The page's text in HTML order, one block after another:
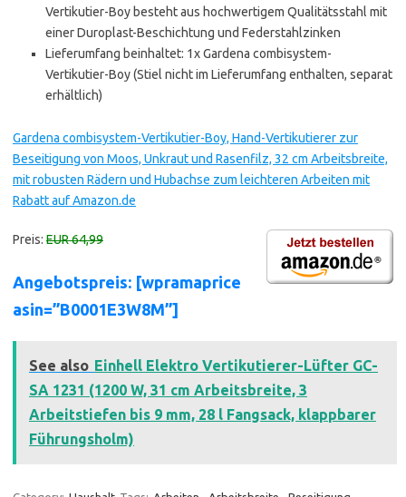
Vertikutier-Boy besteht aus hochwertigem Qualitätsstahl mit
einer Duroplast-Beschichtung und Federstahlzinken
Lieferumfang beinhaltet: 1x Gardena combisystem-
Vertikutier-Boy (Stiel nicht im Lieferumfang enthalten, separat
erhältlich)
Gardena combisystem-Vertikutier-Boy, Hand-Vertikutierer zur
Beseitigung von Moos, Unkraut und Rasenfilz, 32 cm Arbeitsbreite,
mit robusten Rädern und Hubachse zum leichteren Arbeiten mit
Rabatt auf Amazon.de
Preis: EUR 64,99
Angebotspreis: [wpramaprice
asin=”B0001E3W8M”]
See also Einhell Elektro Vertikutierer-Lüfter GC-
SA 1231 (1200 W, 31 cm Arbeitsbreite, 3
Arbeitstiefen bis 9 mm, 28 l Fangsack, klappbarer
Führungsholm)